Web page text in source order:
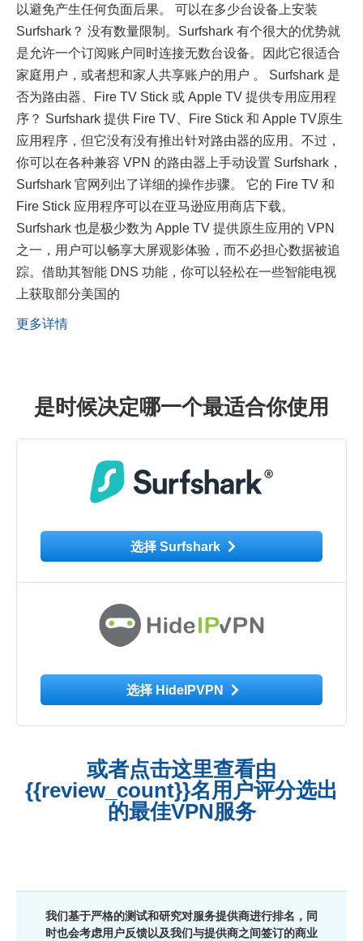
以避免产生任何负面后果。 可以在多少台设备上安装
Surfshark？ 没有数量限制。Surfshark 有个很大的优势就
是允许一个订阅账户同时连接无数台设备。因此它很适合
家庭用户，或者想和家人共享账户的用户 。 Surfshark 是
否为路由器、Fire TV Stick 或 Apple TV 提供专用应用程
序？ Surfshark 提供 Fire TV、Fire Stick 和 Apple TV原生
应用程序，但它没有没有推出针对路由器的应用。不过，
你可以在各种兼容 VPN 的路由器上手动设置 Surfshark，
Surfshark 官网列出了详细的操作步骤。 它的 Fire TV 和
Fire Stick 应用程序可以在亚马逊应用商店下载。
Surfshark 也是极少数为 Apple TV 提供原生应用的 VPN
之一，用户可以畅享大屏观影体验，而不必担心数据被追
踪。借助其智能 DNS 功能，你可以轻松在一些智能电视
上获取部分美国的
更多详情
是时候决定哪一个最适合你使用
选择 Surfshark
选择 HideIPVPN
或者点击这里查看由
{{review_count}}名用户评分选出
的最佳VPN服务
我们基于严格的测试和研究对服务提供商进行排名，同
时也会考虑用户反馈以及我们与提供商之间签订的商业